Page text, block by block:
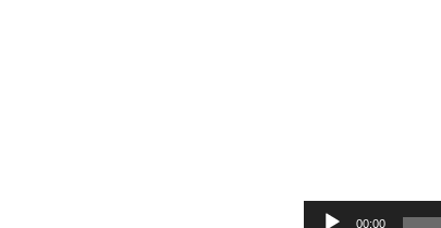
Audio
00:00